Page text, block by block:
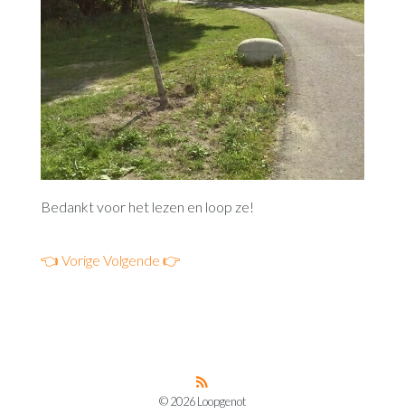
Bedankt voor het lezen en loop ze!
👈 Vorige Volgende 👉
© 2026 Loopgenot